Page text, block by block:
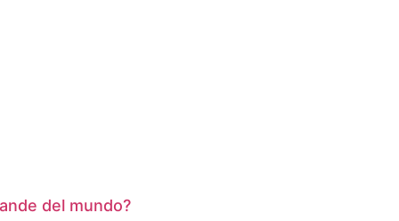
del mundo?